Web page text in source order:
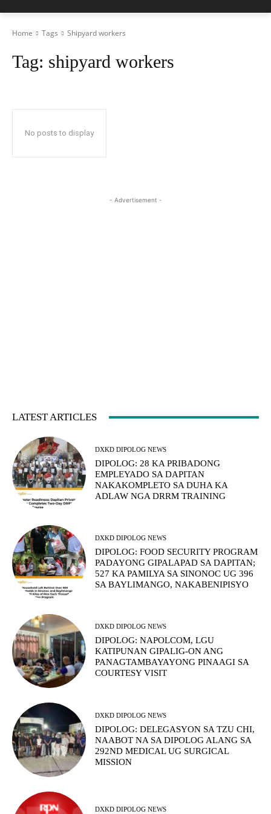
Home Tags Shipyard workers
Tag: shipyard workers
No posts to display
- Advertisement -
LATEST ARTICLES
DXKD DIPOLOG NEWS
DIPOLOG: 28 KA PRIBADONG
EMPLEYADO SA DAPITAN
NAKAKOMPLETO SA DUHA KA
ADLAW NGA DRRM TRAINING
DXKD DIPOLOG NEWS
DIPOLOG: FOOD SECURITY PROGRAM
PADAYONG GIPALAPAD SA DAPITAN;
527 KA PAMILYA SA SINONOC UG 396
SA BAYLIMANGO, NAKABENIPISYO
DXKD DIPOLOG NEWS
DIPOLOG: NAPOLCOM, LGU
KATIPUNAN GIPALIG-ON ANG
PANAGTAMBAYAYONG PINAAGI SA
COURTESY VISIT
DXKD DIPOLOG NEWS
DIPOLOG: DELEGASYON SA TZU CHI,
NAABOT NA SA DIPOLOG ALANG SA
292ND MEDICAL UG SURGICAL
MISSION
DXKD DIPOLOG NEWS